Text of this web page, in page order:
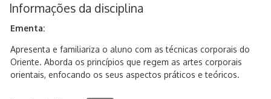
Informações da disciplina
Ementa:
Apresenta e familiariza o aluno com as técnicas corporais do
Oriente. Aborda os princípios que regem as artes corporais
orientais, enfocando os seus aspectos práticos e teóricos.